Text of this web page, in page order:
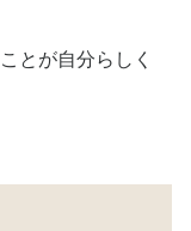
とが自分らしく